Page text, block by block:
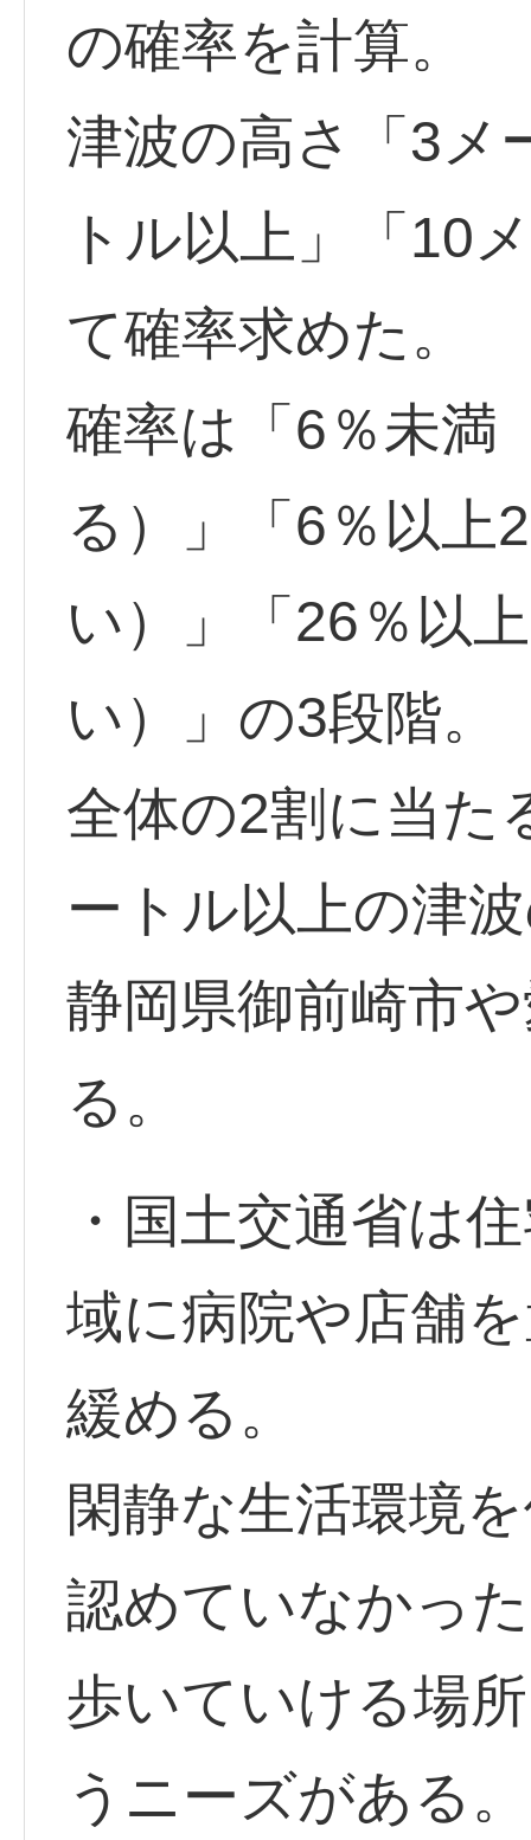
の確率を計算。
津波の高さ「3メ
トル以上」「10
て確率求めた。
確率は「6％未満
る）」「6％以上
い）」「26％以
い）」の3段階。
全体の2割に当た
ートル以上の津
静岡県御前崎市
る。
・国土交通省は
域に病院や店舗
緩める。
閑静な生活環境
認めていなかっ
歩いていける場
うニーズがある。